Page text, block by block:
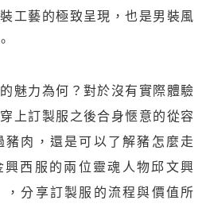
工藝的極致呈現，也是男裝風
魅力為何？對於沒有實際體驗
上訂製服之後合身愜意的從容
豬肉，還是可以了解豬怎麼走
西服的兩位靈魂人物邱文興
，分享訂製服的流程與價值所